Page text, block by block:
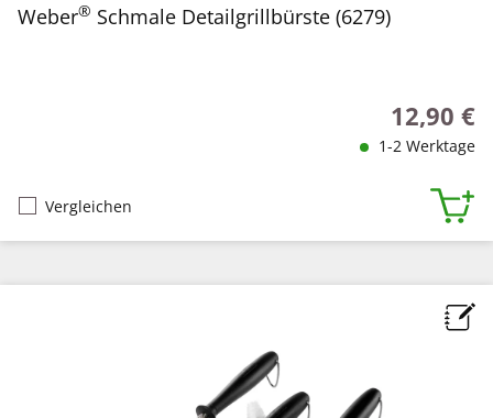
Weber® Schmale Detailgrillbürste (6279)
Regulärer
12,90 €
1-2 Werktage
Vergleichen